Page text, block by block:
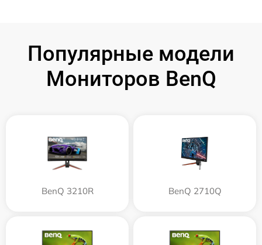
Популярные модели
Мониторов BenQ
BenQ 3210R BenQ 2710Q